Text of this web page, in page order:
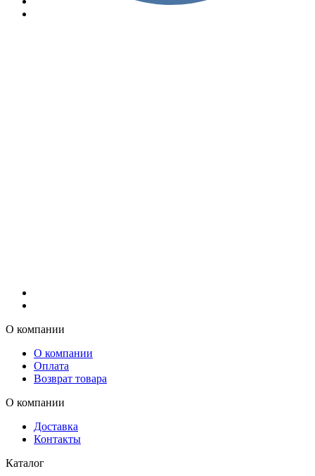
О компании
О компании
Оплата
Возврат товара
О компании
Доставка
Контакты
Каталог